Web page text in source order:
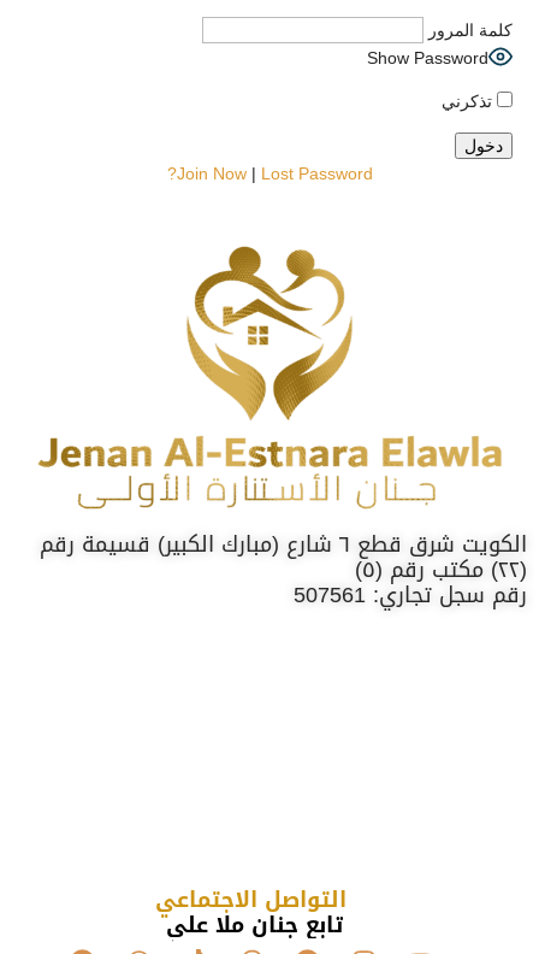
كلمة المرور
Show Password
تذكرني
Join Now| Lost Password?
الكويت شرق قطع ٦ شارع (مبارك الكبير) قسيمة رقم
(٢٢) مكتب رقم (٥)
رقم سجل تجاري: 507561
التواصل الاجتماعي
تابع جنان ملا علي